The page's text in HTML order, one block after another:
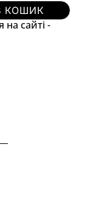
КОШИК
на сайті -